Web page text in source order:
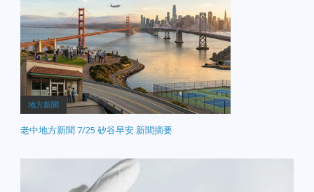
地方新聞
老中地方新聞 7/25 矽谷早安 新聞摘要